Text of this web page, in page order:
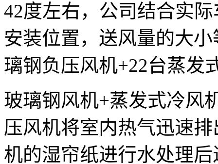
42度左右，公司结合实
安装位置，送风量的大
璃钢负压风机+22台蒸发
玻璃钢风机+蒸发式冷风
压风机将室内热气迅速
机的湿帘纸进行水处理